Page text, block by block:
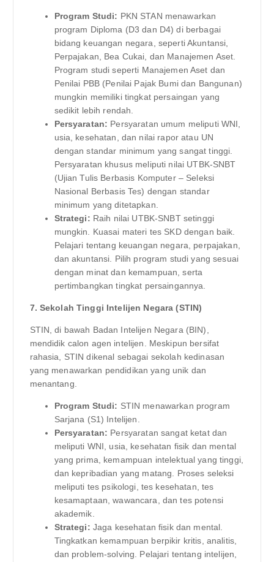
Program Studi: PKN STAN menawarkan
program Diploma (D3 dan D4) di berbagai
bidang keuangan negara, seperti Akuntansi,
Perpajakan, Bea Cukai, dan Manajemen Aset.
Program studi seperti Manajemen Aset dan
Penilai PBB (Penilai Pajak Bumi dan Bangunan)
mungkin memiliki tingkat persaingan yang
sedikit lebih rendah.
Persyaratan: Persyaratan umum meliputi WNI,
usia, kesehatan, dan nilai rapor atau UN
dengan standar minimum yang sangat tinggi.
Persyaratan khusus meliputi nilai UTBK-SNBT
(Ujian Tulis Berbasis Komputer – Seleksi
Nasional Berbasis Tes) dengan standar
minimum yang ditetapkan.
Strategi: Raih nilai UTBK-SNBT setinggi
mungkin. Kuasai materi tes SKD dengan baik.
Pelajari tentang keuangan negara, perpajakan,
dan akuntansi. Pilih program studi yang sesuai
dengan minat dan kemampuan, serta
pertimbangkan tingkat persaingannya.
7. Sekolah Tinggi Intelijen Negara (STIN)
STIN, di bawah Badan Intelijen Negara (BIN),
mendidik calon agen intelijen. Meskipun bersifat
rahasia, STIN dikenal sebagai sekolah kedinasan
yang menawarkan pendidikan yang unik dan
menantang.
Program Studi: STIN menawarkan program
Sarjana (S1) Intelijen.
Persyaratan: Persyaratan sangat ketat dan
meliputi WNI, usia, kesehatan fisik dan mental
yang prima, kemampuan intelektual yang tinggi,
dan kepribadian yang matang. Proses seleksi
meliputi tes psikologi, tes kesehatan, tes
kesamaptaan, wawancara, dan tes potensi
akademik.
Strategi: Jaga kesehatan fisik dan mental.
Tingkatkan kemampuan berpikir kritis, analitis,
dan problem-solving. Pelajari tentang intelijen,